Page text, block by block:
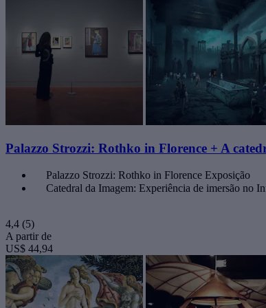
Palazzo Strozzi: Rothko in Florence + A
Palazzo Strozzi: Rothko in Florence Exposição
Catedral da Imagem: Experiência de imersão no
4,4 (5)
A partir de
US$ 44,94